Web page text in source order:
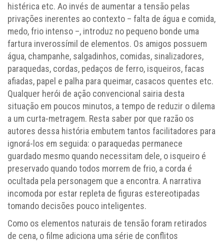
histérica etc. Ao invés de aumentar a tensão pelas
privações inerentes ao contexto – falta de água e comida,
medo, frio intenso –, introduz no pequeno bonde uma
fartura inverossímil de elementos. Os amigos possuem
água, champanhe, salgadinhos, comidas, sinalizadores,
paraquedas, cordas, pedaços de ferro, isqueiros, facas
afiadas, papel e palha para queimar, casacos quentes etc.
Qualquer herói de ação convencional sairia desta
situação em poucos minutos, a tempo de reduzir o dilema
a um curta-metragem. Resta saber por que razão os
autores dessa história embutem tantos facilitadores para
ignorá-los em seguida: o paraquedas permanece
guardado mesmo quando necessitam dele, o isqueiro é
preservado quando todos morrem de frio, a corda é
ocultada pela personagem que a encontra. A narrativa
incomoda por estar repleta de figuras estereotipadas
tomando decisões pouco inteligentes.
Como os elementos naturais de tensão foram retirados
de cena, o filme adiciona uma série de conflitos